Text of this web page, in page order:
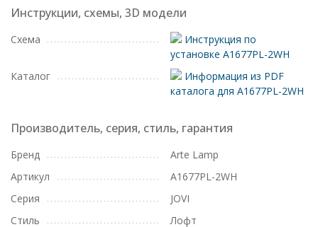
Инструкции, схемы, 3D модели
Схема
Инструкция по
установке A1677PL-2WH
Каталог
Информация из PDF
каталога для A1677PL-2WH
Производитель, серия, стиль, гарантия
Бренд
Arte Lamp
Артикул
A1677PL-2WH
Серия
JOVI
Стиль
Лофт